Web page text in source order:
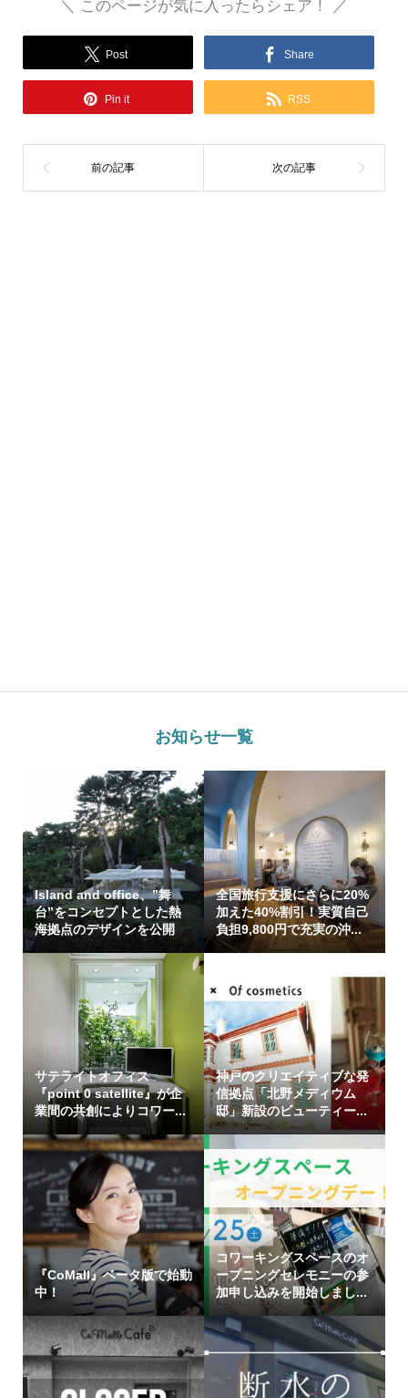
＼ このページが気に入ったらシェア！ ／
Post Share
Pin it RSS
お知らせ一覧
Island and office、”舞
台”をコンセプトとした熱
海拠点のデザインを公開
全国旅行支援にさらに20%
加えた40%割引！実質自己
負担9,800円で充実の沖...
サテライトオフィス
『point 0 satellite』が企
業間の共創によりコワー...
神戸のクリエイティブな発
信拠点「北野メディウム
邸」新設のビューティー...
『CoMall』ベータ版で始動
中！
コワーキングスペースのオ
ープニングセレモニーの参
加申し込みを開始しまし...